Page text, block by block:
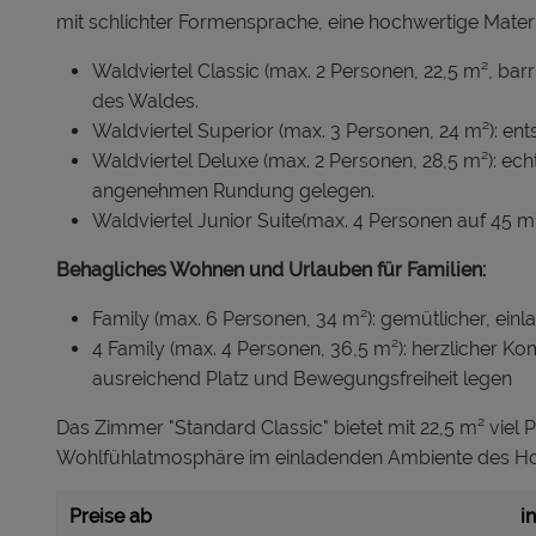
mit schlichter Formensprache, eine hochwertige
Waldviertel Classic (max. 2 Personen, 22,5 m²,
des Waldes.
Waldviertel Superior (max. 3 Personen, 24 m²):
Waldviertel Deluxe (max. 2 Personen, 28,5 m²):
angenehmen Rundung gelegen.
Waldviertel Junior Suite(max. 4 Personen auf 45
Behagliches Wohnen und Urlauben für Familien:
Family (max. 6 Personen, 34 m²): gemütlicher,
4 Family (max. 4 Personen, 36,5 m²): herzlicher
ausreichend Platz und Bewegungsfreiheit legen
Das Zimmer "Standard Classic" bietet mit 22,5 m² viel
Wohlfühlatmosphäre im einladenden Ambiente des
Preise ab